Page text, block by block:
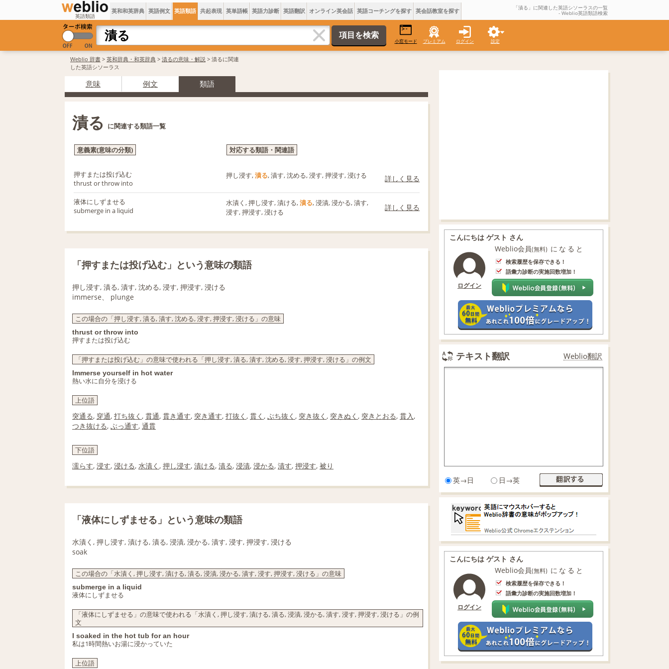
英語類語
英和和英辞典 英語例文 英語類語 共起表現 英単語帳 英語力診断 英語翻訳 オンライン英会話 英語コーチングを探す 英会話教室を探す 「漬る」に関連した英語シソーラスの一覧
- Weblio英語類語検索
小窓モード プレミアム ログイン 設定
Weblio 辞書 > 英和辞典・和英辞典 > 漬るの意味・解説 > 漬るに関連
した英語シソーラス
意味 例文 類語
漬る に関連する類語一覧
意義素(意味の分類) 対応する類語・関連語
押すまたは投げ込む
thrust or throw into
押し浸す,漬る, 漬す, 沈める, 浸す, 押浸す, 浸ける 詳しく見る
液体にしずませる
submerge in a liquid
水漬く, 押し浸す, 漬ける,漬る, 浸漬, 浸かる, 漬す,
浸す, 押浸す, 浸ける
詳しく見る
「押すまたは投げ込む」という意味の類語
押し浸す, 漬る, 漬す, 沈める, 浸す, 押浸す, 浸ける
immerse、 plunge
この場合の「押し浸す, 漬る, 漬す, 沈める, 浸す, 押浸す, 浸ける」の意味
thrust or throw into
押すまたは投げ込む
「押すまたは投げ込む」の意味で使われる「押し浸す, 漬る, 漬す, 沈める, 浸す, 押浸す, 浸ける」の例文
Immerse yourself in hot water
熱い水に自分を浸ける
上位語
突通る, 穿通, 打ち抜く , 貫通, 貫き通す, 突き通す, 打抜く , 貫く , ぶち抜く , 突き抜く , 突きぬく , 突きとおる, 貫入,
つき抜ける, ぶっ通す, 通貫
下位語
濡らす, 浸す, 浸ける, 水漬く , 押し浸す, 漬ける, 漬る, 浸漬, 浸かる, 漬す, 押浸す, 被り
「液体にしずませる」という意味の類語
水漬く, 押し浸す, 漬ける, 漬る, 浸漬, 浸かる, 漬す, 浸す, 押浸す, 浸ける
soak
この場合の「水漬く, 押し浸す, 漬ける, 漬る, 浸漬, 浸かる, 漬す, 浸す, 押浸す, 浸ける」の意味
submerge in a liquid
液体にしずませる
「液体にしずませる」の意味で使われる「水漬く, 押し浸す, 漬ける, 漬る, 浸漬, 浸かる, 漬す, 浸す, 押浸す, 浸ける」の例
文
I soaked in the hot tub for an hour
私は1時間熱いお湯に浸かっていた
上位語
こんにちは ゲスト さん
ログイン
Weblio会員(無料) になると
検索履歴を保存できる！
語彙力診断の実施回数増加！
テキスト翻訳 Weblio翻訳
英→日 日→英
こんにちは ゲスト さん
ログイン
Weblio会員(無料) になると
検索履歴を保存できる！
語彙力診断の実施回数増加！